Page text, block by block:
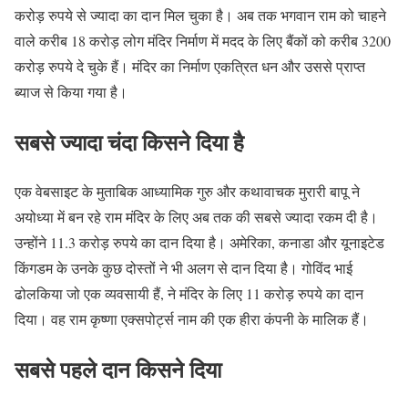
करोड़ रुपये से ज्यादा का दान मिल चुका है। अब तक भगवान राम को चाहने
वाले करीब 18 करोड़ लोग मंदिर निर्माण में मदद के लिए बैंकों को करीब 3200
करोड़ रुपये दे चुके हैं। मंदिर का निर्माण एकत्रित धन और उससे प्राप्त
ब्याज से किया गया है।
सबसे ज्यादा चंदा किसने दिया है
एक वेबसाइट के मुताबिक आध्यामिक गुरु और कथावाचक मुरारी बापू ने
अयोध्या में बन रहे राम मंदिर के लिए अब तक की सबसे ज्यादा रकम दी है।
उन्होंने 11.3 करोड़ रुपये का दान दिया है। अमेरिका, कनाडा और यूनाइटेड
किंगडम के उनके कुछ दोस्तों ने भी अलग से दान दिया है। गोविंद भाई
ढोलकिया जो एक व्यवसायी हैं, ने मंदिर के लिए 11 करोड़ रुपये का दान
दिया। वह राम कृष्णा एक्सपोर्ट्स नाम की एक हीरा कंपनी के मालिक हैं।
सबसे पहले दान किसने दिया